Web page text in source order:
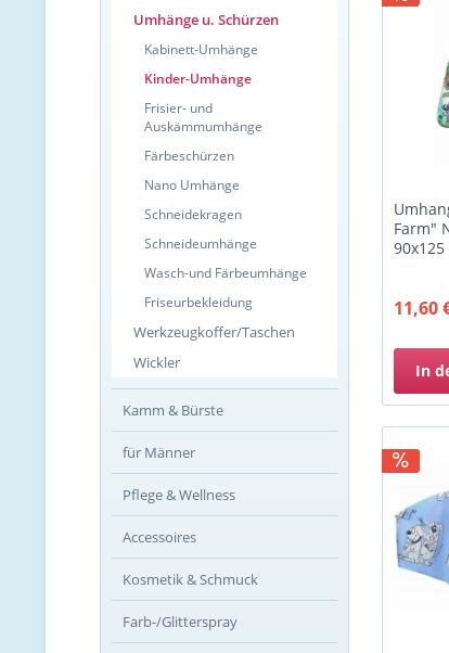
Umhänge u. Schürzen
Kabinett-Umhänge
Kinder-Umhänge
Frisier- und
Auskämmumhänge
Färbeschürzen
Nano Umhänge
Schneidekragen
Schneideumhänge
Wasch-und Färbeumhänge
Friseurbekleidung
Werkzeugkoffer/Taschen
Wickler
Kamm & Bürste
für Männer
Pflege & Wellness
Accessoires
Kosmetik & Schmuck
Farb-/Glitterspray
Farm"
90x125
11,60
In